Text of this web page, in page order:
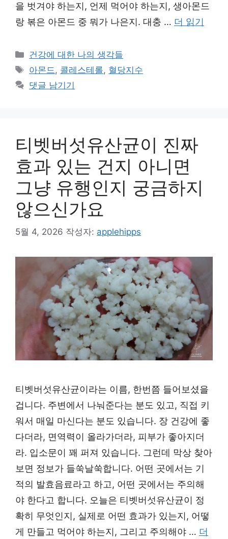
을 벗겨야 하는지, 언제 먹어야 하는지, 생아몬드
랑 볶은 아몬드 중 뭐가 나은지. 대충 … 더 읽기
카
테
리
건강에 대한 나의 생각들
태
그
아몬드, 콜레스테롤, 혈당지수
댓글 남기기
티벳버섯유산균이 진짜
효과 있는 건지 아니면
그냥 유행인지 궁금하지
않으신가요
5월 4, 2026 작성자: applehipps
티벳버섯유산균이라는 이름, 한번쯤 들어보셨을
겁니다. 주변에서 나눠준다는 분도 있고, 직접 키
워서 매일 마신다는 분도 있습니다. 장 건강에 좋
다더라, 면역력이 올라가더라, 피부가 좋아지더
라. 입소문이 꽤 퍼져 있습니다. 그런데 막상 찾아
보면 정보가 들쑥날쑥합니다. 어떤 곳에서는 기
적의 발효음료라고 하고, 어떤 곳에서는 주의해
야 한다고 합니다. 오늘은 티벳버섯유산균이 정
확히 무엇인지, 실제로 어떤 효과가 있는지, 어떻
게 만들고 먹어야 하는지, 그리고 주의해야 … 더